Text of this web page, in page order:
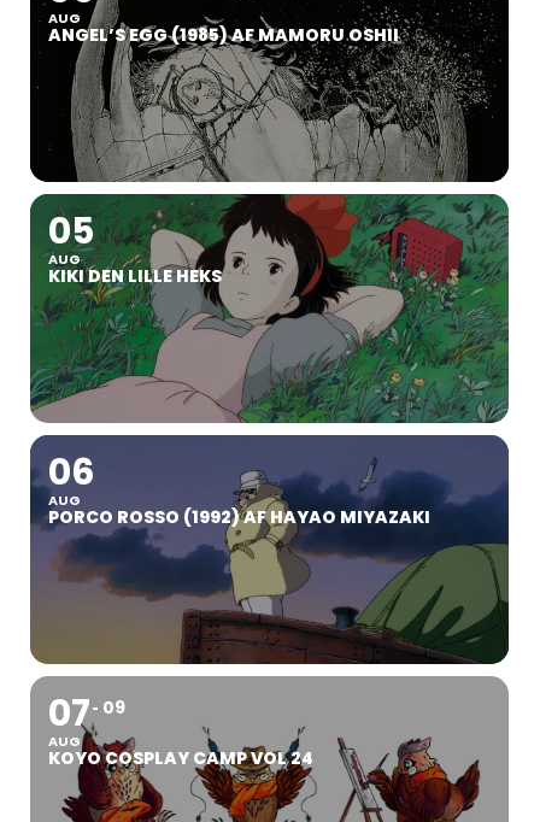
AUG
ANGEL’S EGG (1985) AF MAMORU OSHII
05
AUG
KIKI DEN LILLE HEKS
06
AUG
PORCO ROSSO (1992) AF HAYAO MIYAZAKI
07
AUG
09
KOYO COSPLAY CAMP VOL 24